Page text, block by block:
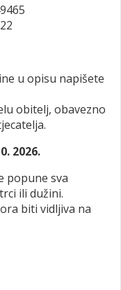
u opisu napišete
obitelj, obavezno
2026.
popune sva
ili dužini.
biti vidljiva na